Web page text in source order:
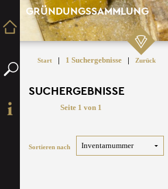
GRÜNDUNGSSAMMLUNG
Start | 1 Suchergebnisse | Zurück
SUCHERGEBNISSE
Seite 1 von 1
Sortieren nach